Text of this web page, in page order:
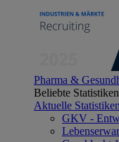
Pharma &
Beliebte Statistiken
Aktuelle Statistiken
GKV -